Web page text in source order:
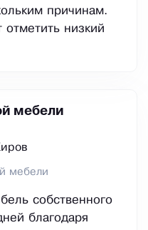
причинам.
отметить низкий
мебели
мебели
собственного
благодаря